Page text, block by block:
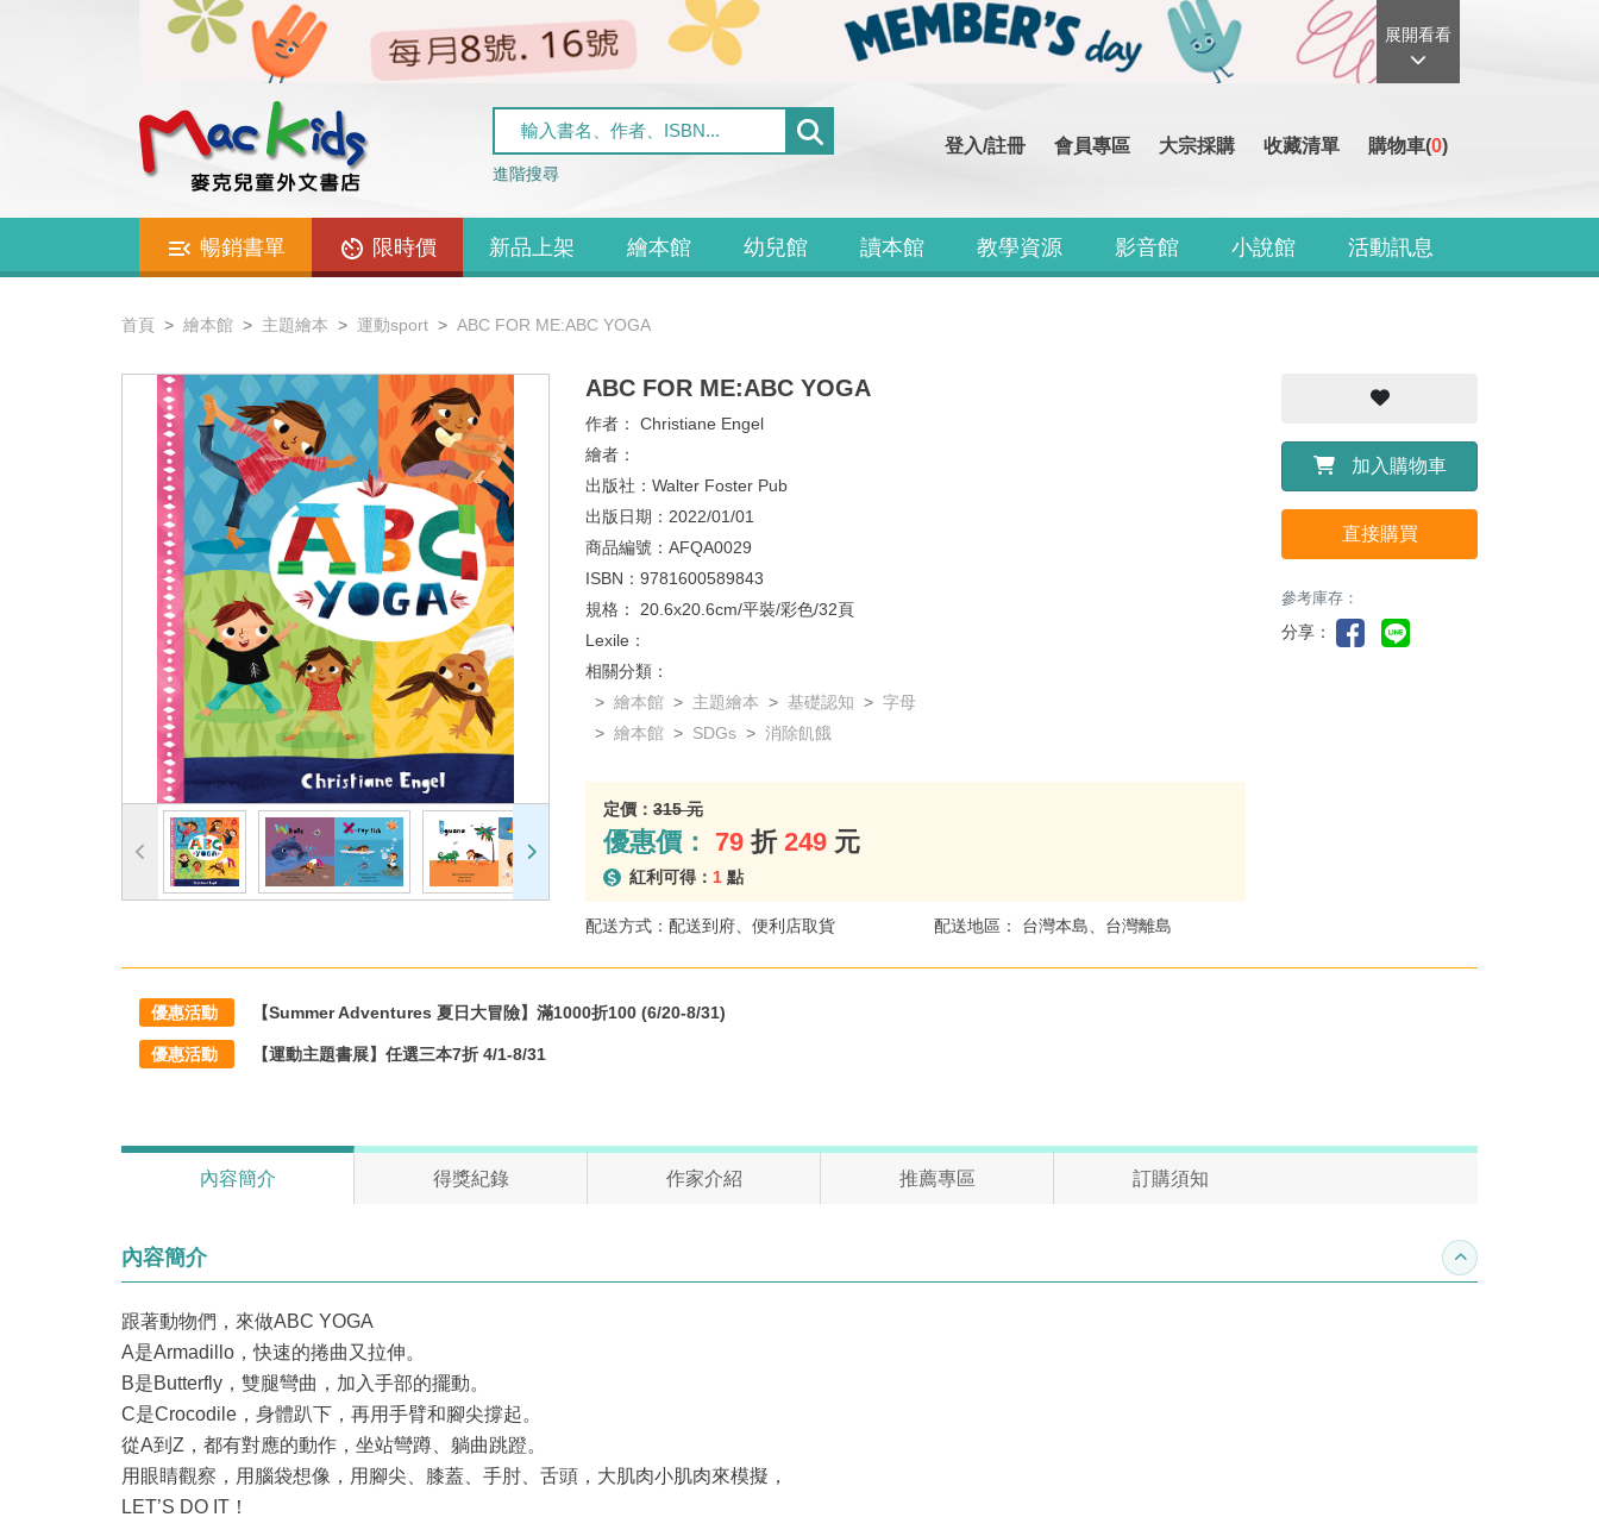
展開看看
進階搜尋
登入/註冊 會員專區 大宗採購 收藏清單 購物車(0)
暢銷書單 限時價 新品上架 繪本館 幼兒館 讀本館 教學資源 影音館 小說館 活動訊息
首頁 繪本館 主題繪本 運動sport ABC FOR ME:ABC YOGA
ABC FOR ME:ABC YOGA
作者： Christiane Engel
繪者：
出版社： Walter Foster Pub
出版日期： 2022/01/01
商品編號： AFQA0029
ISBN： 9781600589843
規格： 20.6x20.6cm/平裝/彩色/32頁
Lexile：
相關分類：
繪本館
主題繪本 基礎認知
字母
繪本館
SDGs 消除飢餓
定價： 315 元
優惠價： 79 折 249 元
紅利可得： 1 點
配送方式：配送到府、便利店取貨 配送地區： 台灣本島、台灣離島
加入購物車
直接購買
參考庫存：
分享：
優惠活動 【Summer Adventures 夏日大冒險】滿1000折100 (6/20-8/31)
優惠活動 【運動主題書展】任選三本7折 4/1-8/31
內容簡介 得獎紀錄 作家介紹 推薦專區 訂購須知
內容簡介 收合內容簡介
跟著動物們，來做ABC YOGA
A是Armadillo ，快速的捲曲又拉伸。
B是Butterfly ，雙腿彎曲，加入手部的擺動。
C是Crocodile ，身體趴下，再用手臂和腳尖撐起。
從A到 Z ，都有對應的動作，坐站彎蹲、躺曲跳蹬。
用眼睛觀察，用腦袋想像，用腳尖、膝蓋、手肘、舌頭，大肌肉小肌肉來模擬，
LET’S DO IT ！